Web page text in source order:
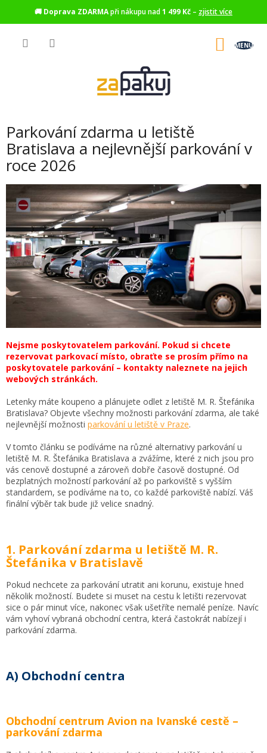
🚚 Doprava ZDARMApři nákupu nad1 499 Kč – zjistit více
Parkování zdarma u letiště
Bratislava a nejlevnější parkování v
roce 2026
Nejsme poskytovatelem parkování. Pokud si chcete
rezervovat parkovací místo, obraťte se prosím přímo na
poskytovatele parkování – kontakty naleznete na jejich
webových stránkách.
Letenky máte koupeno a plánujete odlet z letiště M. R. Štefánika
Bratislava? Objevte všechny možnosti parkování zdarma, ale také
nejlevnější možnosti parkování u letiště v Praze.
V tomto článku se podíváme na různé alternativy parkování u
letiště M. R. Štefánika Bratislava a zvážíme, které z nich jsou pro
vás cenově dostupné a zároveň dobře časově dostupné. Od
bezplatných možností parkování až po parkoviště s vyšším
standardem, se podíváme na to, co každé parkoviště nabízí. Váš
finální výběr tak bude již velice snadný.
1. Parkování zdarma u letiště M. R.
Štefánika v Bratislavě
Pokud nechcete za parkování utratit ani korunu, existuje hned
několik možností. Budete si muset na cestu k letišti rezervovat
sice o pár minut více, nakonec však ušetříte nemalé peníze. Navíc
vám vyhoví vybraná obchodní centra, která častokrát nabízejí i
parkování zdarma.
A) Obchodní centra
Obchodní centrum Avion na Ivanské cestě –
parkování zdarma